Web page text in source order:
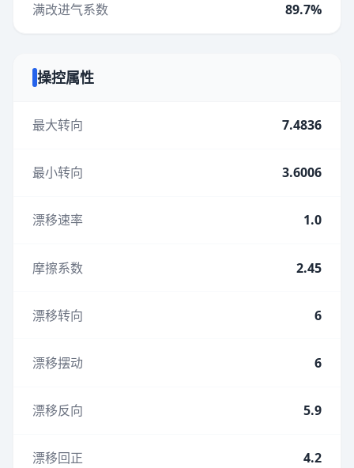
满改进气系数 89.7%
操控属性
最大转向 7.4836
最小转向 3.6006
漂移速率 1.0
摩擦系数 2.45
漂移转向 6
漂移摆动 6
漂移反向 5.9
漂移回正 4.2